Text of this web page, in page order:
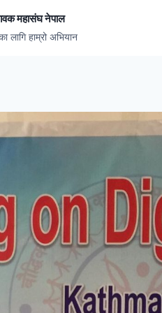
महासंघ नेपाल
लागि हाम्रो अभियान